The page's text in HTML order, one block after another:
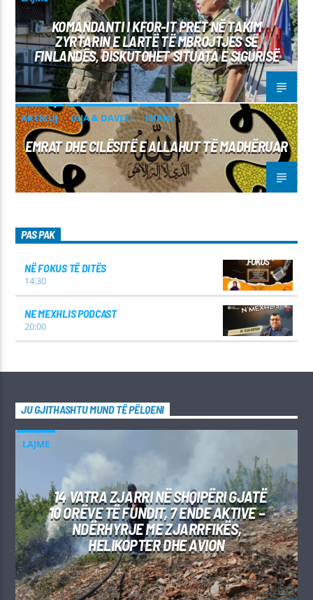
KOMANDANTI I KFOR-IT PRET NË TAKIM
ZYRTARIN E LARTË TË MBROJTJES SË
FINLANDËS, DISKUTOHET SITUATA E SIGURISË
ARTIKUJ DIJA & DAVETI IMANI
EMRAT DHE CILËSITË E ALLAHUT TË MADHËRUAR
PAS PAK
NË FOKUS TË DITËS
14:30
NE MEXHLIS PODCAST
20:00
JU GJITHASHTU MUND TË PËLQENI
LAJME
14 VATRA ZJARRI NË SHQIPËRI GJATË
10 ORËVE TË FUNDIT, 7 ENDE AKTIVE –
NDËRHYRJE ME ZJARRFIKËS,
HELIKOPTER DHE AVION